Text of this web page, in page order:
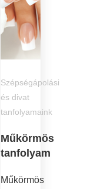
Szépségápolási
és divat
tanfolyamaink
Műkörmös
tanfolyam
Műkörmös